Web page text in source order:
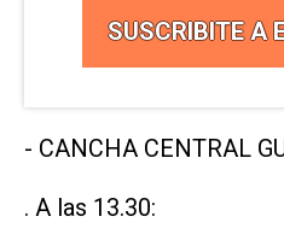
SUSCRIBITE A
- CANCHA CENTRAL
. A las 13.30: